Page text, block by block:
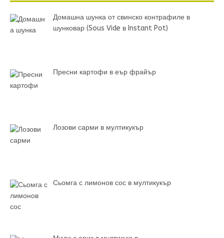
Домашна шунка от свинско контрафиле в
шунковар (Sous Vide в Instant Pot)
Пресни картофи в еър фрайър
Лозови сарми в мултикукър
Сьомга с лимонов сос в мултикукър